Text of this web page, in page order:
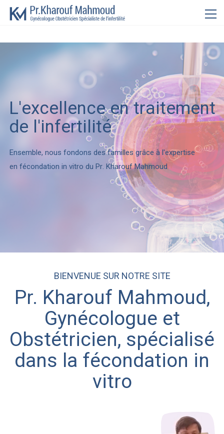
L'exce ence en traitement
de 'inferti ité
Ensemble, nous fondons des familles grâce à l'expertise
en fécondation in vitro du Pr. Kharouf Mahmoud
BIENVENUE SUR NOTRE SITE
Pr. Kharouf Mahmoud,
Gynécologue et
Obstétricien, spécialisé
dans la fécondation in
vitro